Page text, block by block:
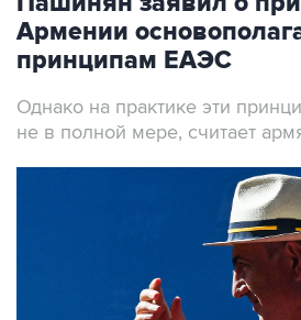
Армении
принципам ЕАЭС
Однако на практике эти
не в полной мере, считает